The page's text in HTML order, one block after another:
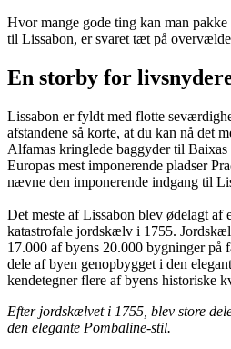
Hvor mange gode ting kan man
til Lissabon, er svaret tæt på
En storby for
Lissabon er fyldt med flotte
afstandene så korte, at du kan nå det
Alfamas kringlede baggyder til
Europas mest imponerende pladser
nævne den imponerende indgang til
Det meste af Lissabon blev ødelagt af
katastrofale jordskælv i 1755.
17.000 af byens 20.000 bygninger på
dele af byen genopbygget i den
kendetegner flere af byens historiske
Efter jordskælvet i 1755, blev store
den elegante Pombaline-stil.